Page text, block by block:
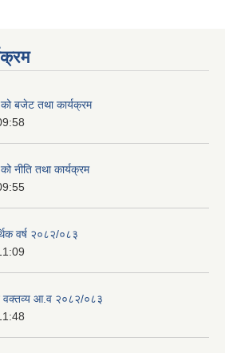
बजेट तथा कार्यक्रम
नीति तथा कार्यक्रम
वर्ष २०८२/०८३
वक्तव्य आ.व २०८२/०८३